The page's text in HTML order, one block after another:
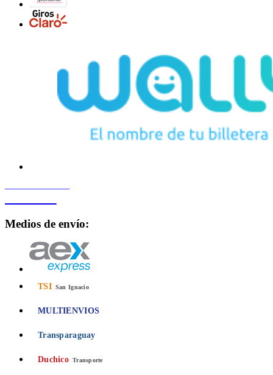
Medios de envío:
TSI San Ignacio
MULTIENVIOS
Transparaguay
Duchico Transporte